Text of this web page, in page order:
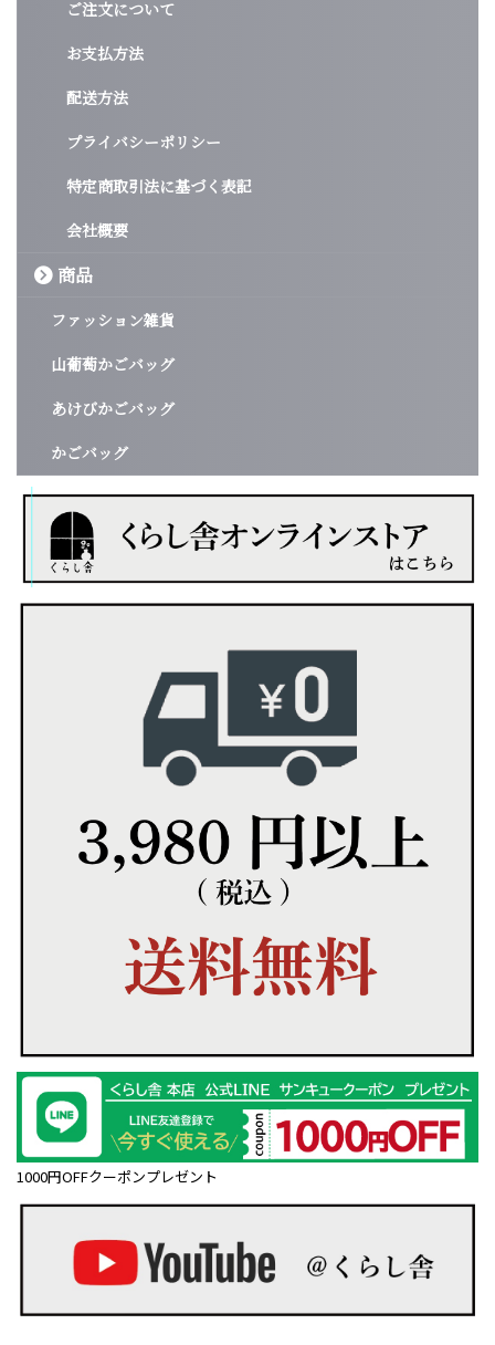
ご注文について
お支払方法
配送方法
プライバシーポリシー
特定商取引法に基づく表記
会社概要
商品
ファッション雑貨
山葡萄かごバッグ
あけびかごバッグ
かごバッグ
1000円OFFクーポンプレゼント